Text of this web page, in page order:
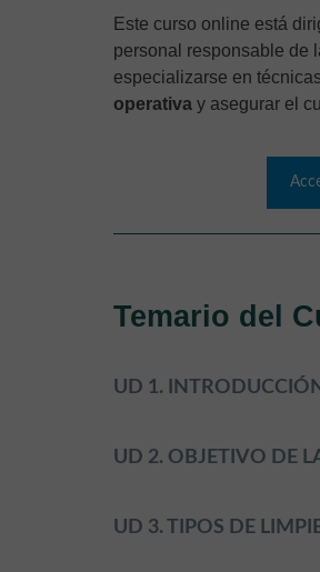
Este curso online está
personal responsable de
especializarse en
operativa y asegurar el
Temario del
UD 1.
UD 2. OBJETIVO DE
UD 3. TIPOS DE